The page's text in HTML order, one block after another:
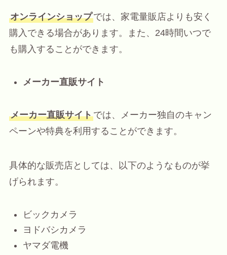
オンラインショップでは、家電量販店よりも安く
購入できる場合があります。また、24時間いつで
も購入することができます。
メーカー直販サイト
メーカー直販サイトでは、メーカー独自のキャン
ペーンや特典を利用することができます。
具体的な販売店としては、以下のようなものが挙
げられます。
ビックカメラ
ヨドバシカメラ
ヤマダ電機